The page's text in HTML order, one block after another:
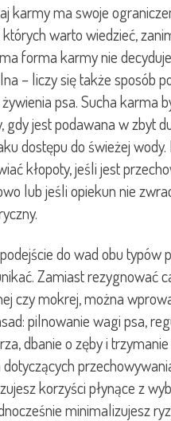
karmy ma swoje
których warto wiedzieć,
forma karmy nie
– liczy się także sposób
psa. Sucha karma
gdy jest podawana w zbyt
dostępu do świeżej
kłopoty, jeśli jest
lub jeśli opiekun nie
do wad obu typów
Zamiast rezygnować
czy mokrej, można
pilnowanie wagi psa,
dbanie o zęby i
korzyści płynące z
minimalizujesz